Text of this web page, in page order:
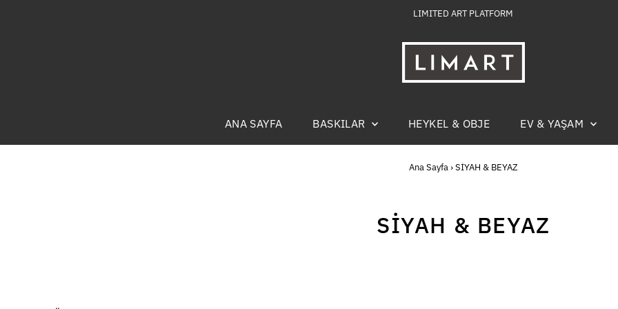
LIMITED ART PLATFORM
ANA SAYFA BASKILAR HEYKEL & OBJE EV & YAŞAM
Ana Sayfa›SİYAH & BEYAZ
SİYAH & BEYAZ